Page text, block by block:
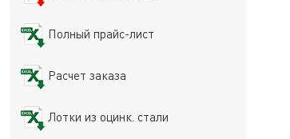
Полный прайс-лист
Расчет заказа
Лотки из оцинк. стали